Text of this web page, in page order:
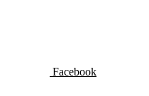
Facebook